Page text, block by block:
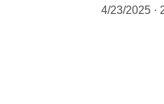
4/23/2025